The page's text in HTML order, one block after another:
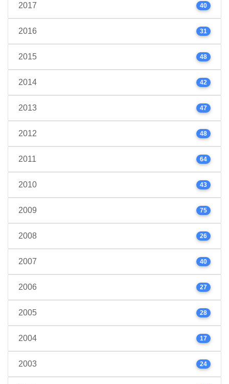
2017 40
2016 31
2015 48
2014 42
2013 47
2012 48
2011 64
2010 43
2009 75
2008 26
2007 40
2006 27
2005 28
2004 17
2003 24